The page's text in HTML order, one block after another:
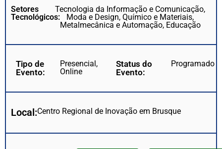
Setores
Tecnológicos:
Tecnologia da Informação e Comunicação,
Moda e Design, Químico e Materiais,
Metalmecânica e Automação, Educação
Tipo de
Evento:
Presencial,
Online
Status do
Evento:
Programado
Local:Centro Regional de Inovação em Brusque